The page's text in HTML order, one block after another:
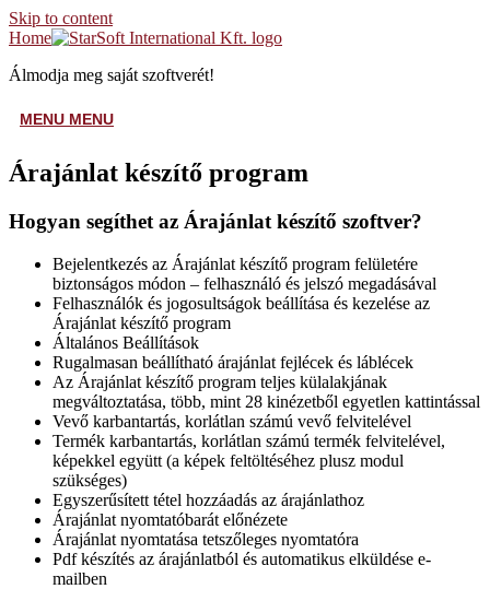
Skip to content
Home
Álmodja meg saját szoftverét!
MENU MENU
Árajánlat készítő program
Hogyan segíthet az Árajánlat készítő szoftver?
Bejelentkezés az Árajánlat készítő program felületére
biztonságos módon – felhasználó és jelszó megadásával
Felhasználók és jogosultságok beállítása és kezelése az
Árajánlat készítő program
Általános Beállítások
Rugalmasan beállítható árajánlat fejlécek és láblécek
Az Árajánlat készítő program teljes külalakjának
megváltoztatása, több, mint 28 kinézetből egyetlen kattintással
Vevő karbantartás, korlátlan számú vevő felvitelével
Termék karbantartás, korlátlan számú termék felvitelével,
képekkel együtt (a képek feltöltéséhez plusz modul
szükséges)
Egyszerűsített tétel hozzáadás az árajánlathoz
Árajánlat nyomtatóbarát előnézete
Árajánlat nyomtatása tetszőleges nyomtatóra
Pdf készítés az árajánlatból és automatikus elküldése e-
mailben